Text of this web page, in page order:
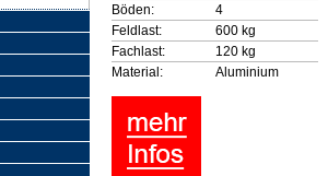
Böden:
4
Feldlast:
600 kg
Fachlast:
120 kg
Material:
Aluminium